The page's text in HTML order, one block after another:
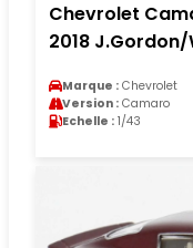
Chevrolet
2018
Marque : Chevrolet
Version : Camaro
Echelle : 1/43